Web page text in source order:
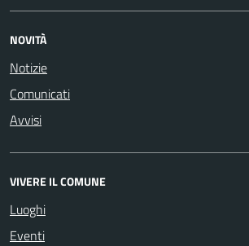
NOVITÀ
Notizie
Comunicati
Avvisi
VIVERE IL COMUNE
Luoghi
Eventi